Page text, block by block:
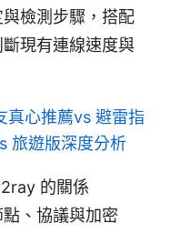
檢測步驟，搭配
現有連線速度與
心推薦vs 避雷指
旅遊版深度分析
的關係
、協議與加密